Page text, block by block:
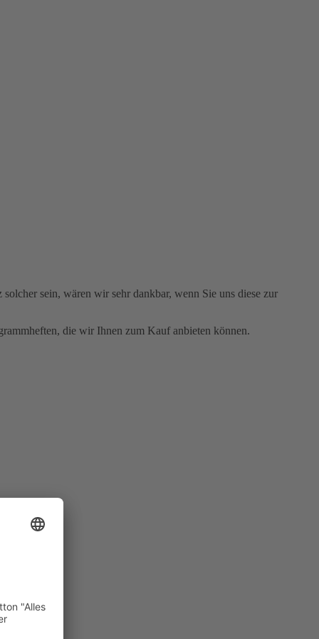
sein, wären wir sehr dankbar, wenn Sie uns diese zur
die wir Ihnen zum Kauf anbieten können.